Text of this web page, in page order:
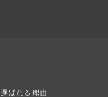
選ばれる理由